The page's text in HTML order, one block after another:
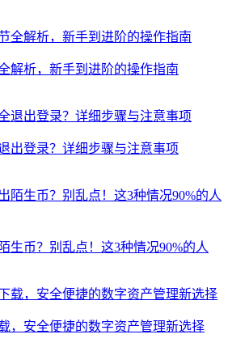
解析，新手到进阶的操作指南
出登录？详细步骤与注意事项
生币？别乱点！这3种情况90%的人
，安全便捷的数字资产管理新选择